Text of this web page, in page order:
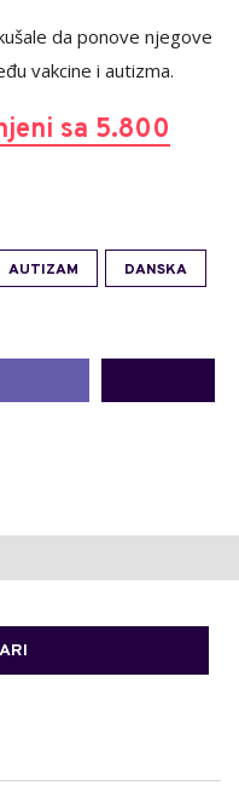
da ponove njegove
vakcine i autizma.
sa 5.800
AUTIZAM DANSKA